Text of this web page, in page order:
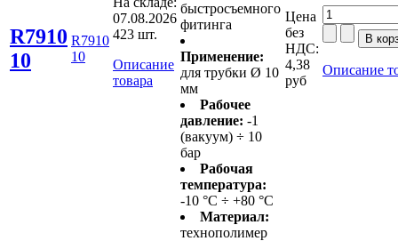
R7910
10
R7910
10
07.08.2026
423 шт.
Описание
товара
быстросъемного
фитинга
Применение:
для трубки Ø 10
мм
Рабочее
давление: -1
(вакуум) ÷ 10
бар
Рабочая
температура:
-10 °С ÷ +80 °С
Материал:
технополимер
Цена
без
НДС:
4,38
руб
Описание